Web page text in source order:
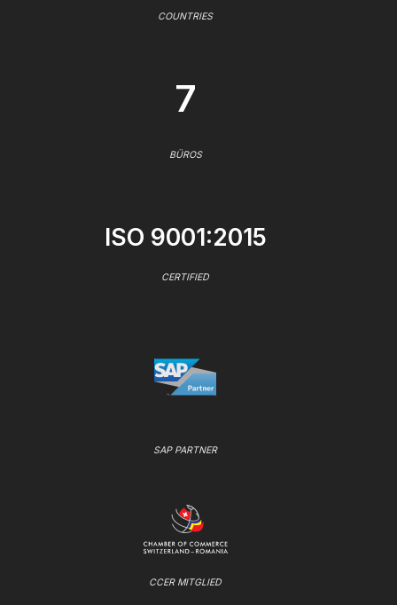
COUNTRIES
7
BÜROS
ISO 9001:2015
CERTIFIED
SAP PARTNER
CCER MITGLIED